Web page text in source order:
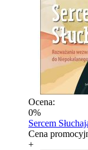
Ocena:
0%
Sercem
Cena
+